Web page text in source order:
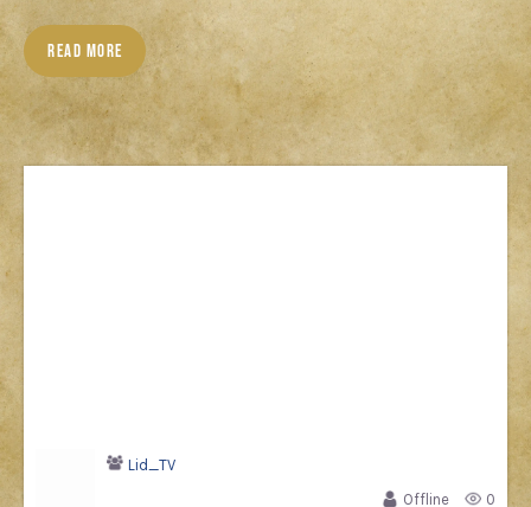
READ MORE
Lid_TV
Offline
0